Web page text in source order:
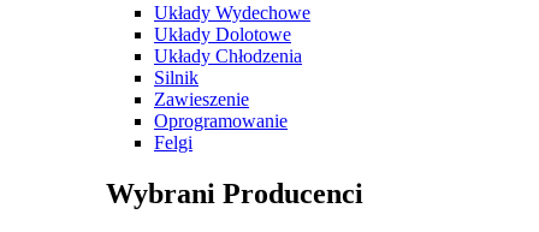
Układy Wydechowe
Układy Dolotowe
Układy Chłodzenia
Silnik
Zawieszenie
Oprogramowanie
Felgi
Wybrani Producenci